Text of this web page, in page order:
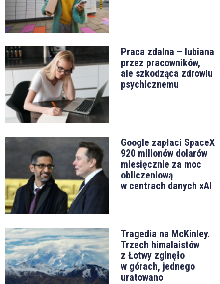
Praca zdalna – lubiana
przez pracowników,
ale szkodząca zdrowiu
psychicznemu
Google zapłaci SpaceX
920 milionów dolarów
miesięcznie za moc
obliczeniową
w centrach danych xAI
Tragedia na McKinley.
Trzech himalaistów
z Łotwy zginęło
w górach, jednego
uratowano